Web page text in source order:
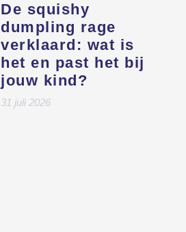
De squishy
dumpling rage
verklaard: wat is
het en past het bij
jouw kind?
31 juli 2026